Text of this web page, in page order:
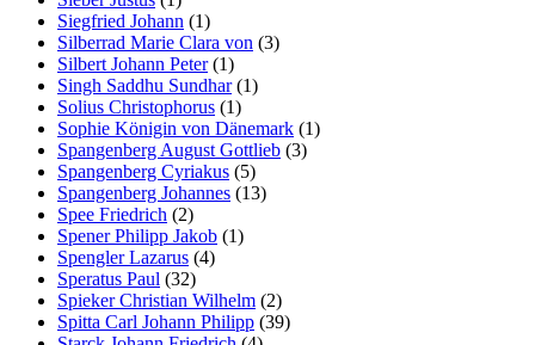
Siegfried Johann (1)
Silberrad Marie Clara von (3)
Silbert Johann Peter(1)
Singh Saddhu Sundhar(1)
Solius Christophorus (1)
Sophie Königin von Dänemark (1)
Spangenberg August Gottlieb (3)
Spangenberg Cyriakus (5)
Spangenberg Johannes (13)
Spee Friedrich (2)
Spener Philipp Jakob (1)
Spengler Lazarus (4)
Speratus Paul (32)
Spieker Christian Wilhelm (2)
Spitta Carl Johann Philipp (39)